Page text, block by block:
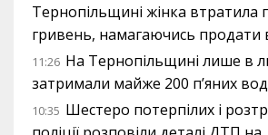
Тернопільщині жінка втратила
гривень, намагаючись продати
11:26 На Тернопільщині лише в
затримали майже 200 п’яних
10:35 Шестеро потерпілих і